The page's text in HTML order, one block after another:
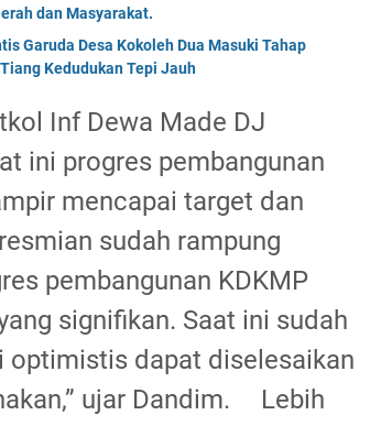
dan Masyarakat.
Garuda Desa Kokoleh Dua Masuki Tahap
Kedudukan Tepi Jauh
Inf Dewa Made DJ
ini progres pembangunan
mencapai target dan
sudah rampung
pembangunan KDKMP
signifikan. Saat ini sudah
optimistis dapat diselesaikan
ujar Dandim. ‎ ‎Lebih